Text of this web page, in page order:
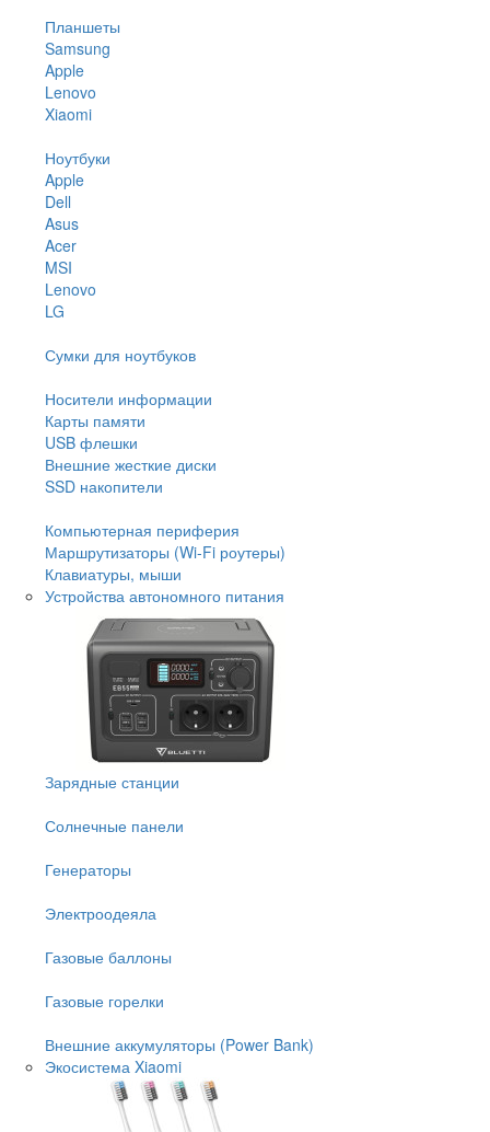
Планшеты
Samsung
Apple
Lenovo
Xiaomi
Ноутбуки
Apple
Dell
Asus
Acer
MSI
Lenovo
LG
Сумки для ноутбуков
Носители информации
Карты памяти
USB флешки
Внешние жесткие диски
SSD накопители
Компьютерная периферия
Маршрутизаторы (Wi-Fi роутеры)
Клавиатуры, мыши
Устройства автономного питания
Зарядные станции
Солнечные панели
Генераторы
Электроодеяла
Газовые баллоны
Газовые горелки
Внешние аккумуляторы (Power Bank)
Экосистема Xiaomi